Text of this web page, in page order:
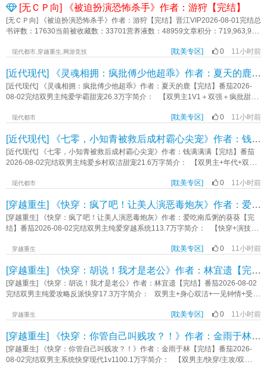
你……” “不认识？”江砚承轻笑一声，捏住他的下巴，“前些天还管我叫老公，
怎么今天就不认识了？” 他的指尖擦过沈眠发颤的唇角：“你装成女人骗我的时
候，有想过骗我要付出什么代价吗？” 沈眠还想嘴硬狡辩，却被炽热的吻堵住
了唇。 那天晚上，沈眠才真正明白什么叫自食恶果。从车上到卧室，江砚承
用行动告诉他，欠债还钱，天经地义，而他欠的债，足够让他三天三夜都下不了
床。 他终于知道，豪门大佬从来不是蠢货，而自己，才是那个被盯上的猎
物。 …… &1v1双初恋，攻并没有情人无数，是受听错了流言 &前期
网骗互撩，后期甜宠，攻是引导性Daddy，只在床上狗。 内容标签： 都市 豪
门世家 情有独钟 天作之合 校园 轻松 主角视角沈眠互动江砚承 其它：捞
子、女装、Daddy、掉马、强宠 一句话简介：女装网骗到大佬Daddy 立
意：积极面对生活《漂亮捞子钓上顶级Daddy后》作者：南听北遥
头，前期崔对顾的箭头巨粗2021.12.11留内容标签： 宫廷侯爵 情有独钟 打脸 穿
书 轻松 替身主角：顾笛显 崔慈一句话简介：替身快跑！立意：身处逆境，也要
认真生活《替身的美好生活》作者：苹果烤肉
蓝色的眼里映出它水波纹一样的缥缈咒力。 与之遥遥呼应的是，五条悟缓缓
抬头，青蓝色天际边缘，一道拖曳着尾巴的碧绿色彗星，闪烁着坠落。《咒回：
异世界的源代码》作者：乌梅荔枝
[无ＣＰ向] 《被迫扮演恐怖杀手》作者：游狩【完结】
[无ＣＰ向] 《被迫扮演恐怖杀手》作者：游狩【完结】晋江VIP2026-08-01完结总
书评数：17630当前被收藏数：33701营养液数：48959文章积分：719,963,904
眼就在凶杀现场，手里拎着沾血的刀，楼下恰到好处传来警笛声。同时，邪恶犯
画：…… 作为废物小说家的卫极画抱头鼠窜，宛如混进狼群的哈士奇，只能
靠演技假装变态杀手试图蒙混过关。然而，可能是演得太好了，他莫名其妙被认
为是利用“巧合”杀人的高智商罪犯！ ——玩弄权术、草菅人命的高官因车祸死
执法局：所有人准备！快出警！和上一次作案连上了，一定又是之前那个恐怖杀
死，卫极画刚好路过总电源。 邪恶犯罪组织：优雅！太优雅了！行业标杆！
业界楷模！ 执法局：可恶，他绝对是一个高智商杀人犯！他在短时间内反复
作案，还重回案发现场挑衅我们！偏偏我们没有证据！ 就这样一次又一次。
世主，连火山爆发和天降陨石都被算在他头上！ 卫极画：？！ 你们到底
演技派迪化流，会有很多罪犯扭曲地迷恋主角（也算是另类万人迷了 ＊主角
气运逆天，类似于电影《死神来了》，具体表现为特定目标会因为各种巧合死
亡，全文除此之外没有任何玄幻因素，不要纠结逻辑，爽就完事了。 ＊全文
轻松 万人迷 迪化流 搜索关键字：主角：卫极画 一句话简介：这些罪犯真
好骗 立意：身在泥沼，心不蒙尘2026.08.07全本软校━━白；《被迫扮演恐怖
杀手》作者：游狩
现代都市,穿越重生,网游竞技 [耽美专区] 0 11小时前
[近代现代] 《灵魂相拥：疯批傅少他超乖》作者：夏天的鹿【完结】
[近代现代] 《灵魂相拥：疯批傅少他超乖》作者：夏天的鹿【完结】番茄2026-
08-02完结双男主纯爱学霸甜宠26.3万字简介： 【双男主1V1＋双强＋疯批甜宠
开。 傅家最无法无天的小少爷，从此记住了他。 原本只是报复，后来却
得见那份疯劲之下不敢示人的恐惧 傅云天知道纪明晞，这位人人称赞的天之
骄子，骨子里比谁都敢赌，也比谁都护短。 他们在豪门争斗中并肩成长，也
在彼此最孤独的地方，找到了灵魂的归处。 他们不是谁拯救了谁。 只是
作者：夏天的鹿
现代都市 [耽美专区] 0 11小时前
[近代现代] 《七零，小知青被救后成村霸心尖宠》作者：钱满满满【完结】
[近代现代] 《七零，小知青被救后成村霸心尖宠》作者：钱满满满【完结】番茄
2026-08-02完结双男主纯爱乡村双洁甜宠21.6万字简介： 【双男主+年代+双洁
的第一次相遇！温白遭人嫉妒，陷害被村里的老光棍欺负，大声呼救时，厉尘赶
像个娘们一样！ 温白眼中的厉尘：啊！好帅啊！好喜欢啊！ 厉尘救下温
白后，得知他的脚受伤了，直接背上温白，打算送他回知青院！ 厉尘：嗯，
这小知青挺软的，闻起来挺香的，不错！ 厉尘送温白回到知青院后，识破阴
吗？ 温白当天晚上就住进了厉尘的院子。 第二天，厉尘做了一个春梦，
两人无意间踏上修真的道路，用他们自己的能力，帮助国家发展，强大起
来！ 经过重重困难，最终过上没羞没燥的生活…… PS：架空年代文，一
切皆以本文内容为准。《七零，小知青被救后成村霸心尖宠》作者：钱满满满
现代都市 [耽美专区] 0 11小时前
[穿越重生] 《快穿：疯了吧！让美人演恶毒炮灰》作者：爱吃南瓜粥的葵葵【完结】
[穿越重生] 《快穿：疯了吧！让美人演恶毒炮灰》作者：爱吃南瓜粥的葵葵【完
结】番茄2026-08-02完结双男主纯爱穿越系统113.7万字简介： 【快穿+演技好
定系统，光荣加入快穿局【恶毒炮灰组】 在豪门世界他不仅抢了主角的M9和
壁神经衰弱的阴鸷大佬听着魔音：“有趣。” 在末世里，他作为男主大哥的恋
人，那是又作又娇干啥啥不行。危急时刻还背刺主角。 颜溪：“生气吧，快把
我扔进尸潮！” 黑化的男主一边生气，一边亲：“嫂子只是想活下去，有什么
乖，满足你。” “想杀我证道？无需动手，我的命连同这道心，早已都在你手
我每天不仅不用死，还要腰酸背痛地应付这群疯子？！” “小溪，多谢你将我的
灵魂重聚。作为报答，我以身相许。嗯？”《快穿：疯了吧！让美人演恶毒炮灰》
作者：爱吃南瓜粥的葵葵
穿越重生 [耽美专区] 0 11小时前
[穿越重生] 《快穿：胡说！我才是老公》作者：林宜遗【完结】
[穿越重生] 《快穿：胡说！我才是老公》作者：林宜遗【完结】番茄2026-08-02
完结双男主纯爱攻略反派快穿17.3万字简介： 双男主+身心双洁+一见钟情+受宠
拯救任务，遇到了可贵的爱情。 比较无聊的一个小甜文，纯甜 世界一：
呀” “你……” 世界二：拯救多金反派《快穿：胡说！我才是老公》作者：
林宜遗
穿越重生 [耽美专区] 0 11小时前
[穿越重生] 《快穿：你管自己叫贱攻？！》作者：金雨于林【完结】
[穿越重生] 《快穿：你管自己叫贱攻？！》作者：金雨于林【完结】番茄2026-
08-02完结双男主系统快穿现代1v1100.1万字简介： 【双男主/快穿/主攻/双